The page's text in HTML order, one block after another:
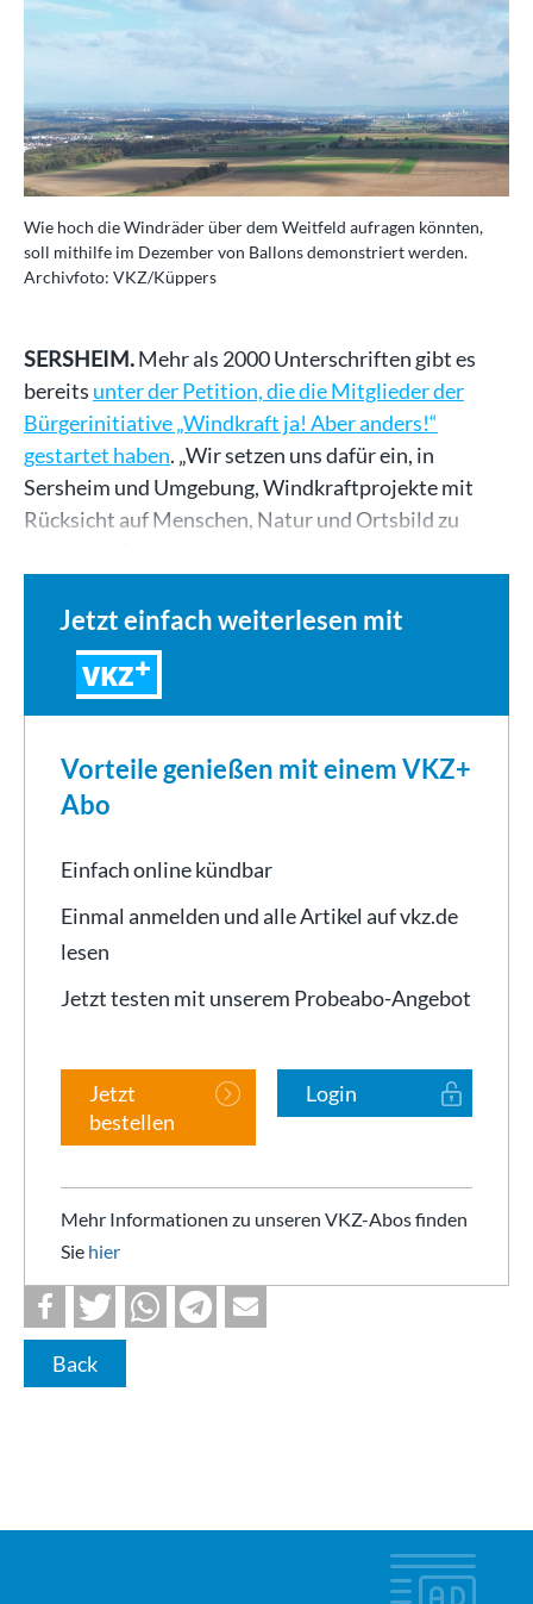
Wie hoch die Windräder über dem Weitfeld aufragen könnten,
soll mithilfe im Dezember von Ballons demonstriert werden.
Archivfoto: VKZ/Küppers
SERSHEIM.Mehr als 2000 Unterschriften gibt es
bereits unter der Petition, die die Mitglieder der
Bürgerinitiative „Windkraft ja! Aber anders!“
gestartet haben. „Wir setzen uns dafür ein, in
Sersheim und Umgebung, Windkraftprojekte mit
Rücksicht auf Menschen, Natur und Ortsbild zu
Jetzt einfach weiterlesen mit
VKZ
Vorteile genießen mit einem VKZ+
Abo
Einfach online kündbar
Einmal anmelden und alle Artikel auf vkz.de
lesen
Jetzt testen mit unserem Probeabo-Angebot
Jetzt
bestellen
Login
Mehr Informationen zu unseren VKZ-Abos finden
Sie hier
Back